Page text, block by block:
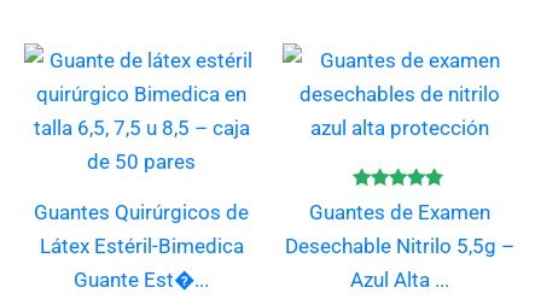
Guantes Quirúrgicos de
Látex Estéril-Bimedica
Guante Est�...
Este
producto
Valorado
con
4.67
de 5
Guantes de Examen
Desechable Nitrilo 5,5g –
Azul Alta ...